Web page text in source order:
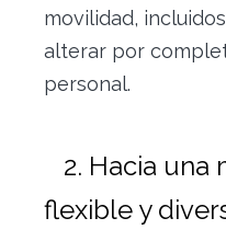
movilidad,
alterar por
personal.
2. Hacia una
flexible y